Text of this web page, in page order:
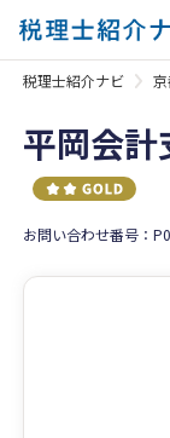
税理士紹介ナビ
平岡会
お問い合わせ番号：